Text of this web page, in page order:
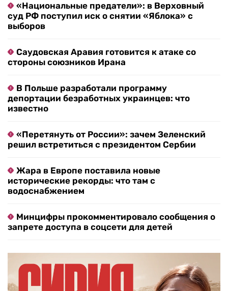
«Национальные предатели»: в Верховный
суд РФ поступил иск о снятии «Яблока» с
выборов
Саудовская Аравия готовится к атаке со
стороны союзников Ирана
В Польше разработали программу
депортации безработных украинцев: что
известно
«Перетянуть от России»: зачем Зеленский
решил встретиться с президентом Сербии
Жара в Европе поставила новые
исторические рекорды: что там с
водоснабжением
Минцифры прокомментировало сообщения о
запрете доступа в соцсети для детей